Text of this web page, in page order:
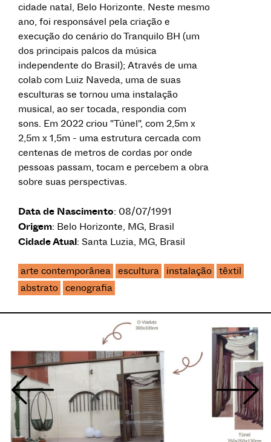
cidade natal, Belo Horizonte. Neste mesmo
ano, foi responsável pela criação e
execução do cenário do Tranquilo BH (um
dos principais palcos da música
independente do Brasil); Através de uma
colab com Luiz Naveda, uma de suas
esculturas se tornou uma instalação
musical, ao ser tocada, respondia com
sons. Em 2022 criou "Túnel", com 2,5m x
2,5m x 1,5m - uma estrutura cercada com
centenas de metros de cordas por onde
pessoas passam, tocam e percebem a obra
sobre suas perspectivas.
Data de Nascimento: 08/07/1991
Origem: Belo Horizonte, MG, Brasil
Cidade Atual: Santa Luzia, MG, Brasil
arte contemporânea escultura instalação têxtil
abstrato cenografia